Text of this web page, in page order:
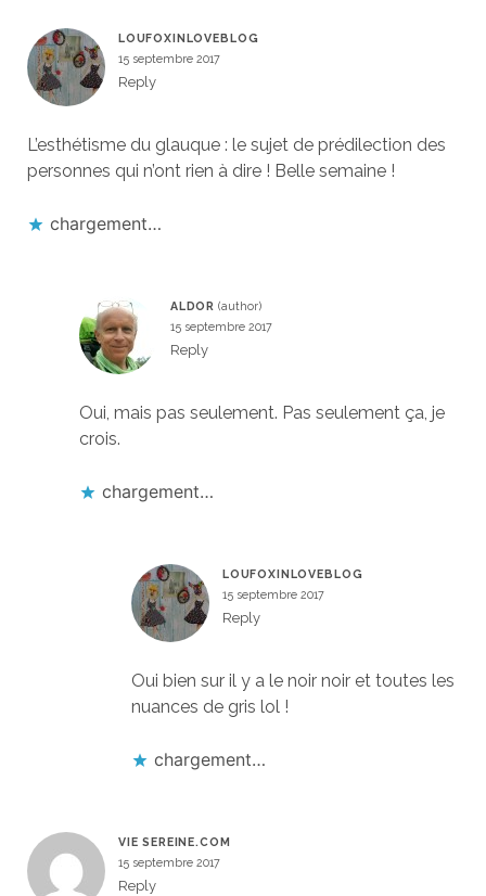
LOUFOXINLOVEBLOG
15 septembre 2017
Reply
L’esthétisme du glauque : le sujet de prédilection des
personnes qui n’ont rien à dire ! Belle semaine !
chargement…
ALDOR
15 septembre 2017
Reply
Oui, mais pas seulement. Pas seulement ça, je
crois.
chargement…
LOUFOXINLOVEBLOG
15 septembre 2017
Reply
Oui bien sur il y a le noir noir et toutes les
nuances de gris lol !
chargement…
VIE SEREINE.COM
15 septembre 2017
Reply